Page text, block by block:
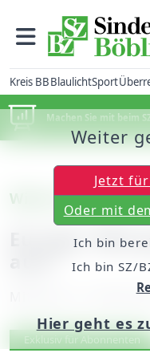
Kreis BBBlaulichtSport
Machen Sie mit beim
Wissen testen mit
Europa: Wie
Mittwoch, 14. Mai
Artikel vorlesen
Exklusiv für Abonnenten
Weiter
Jetzt
Oder mit
Ich bin
Ich bin SZ/
Hier geht es